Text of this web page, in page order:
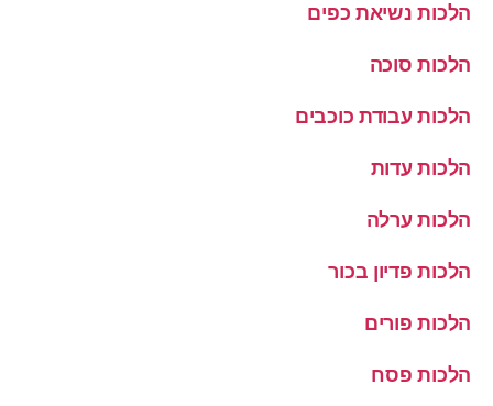
הלכות נשיאת כפים
הלכות סוכה
הלכות עבודת כוכבים
הלכות עדות
הלכות ערלה
הלכות פדיון בכור
הלכות פורים
הלכות פסח